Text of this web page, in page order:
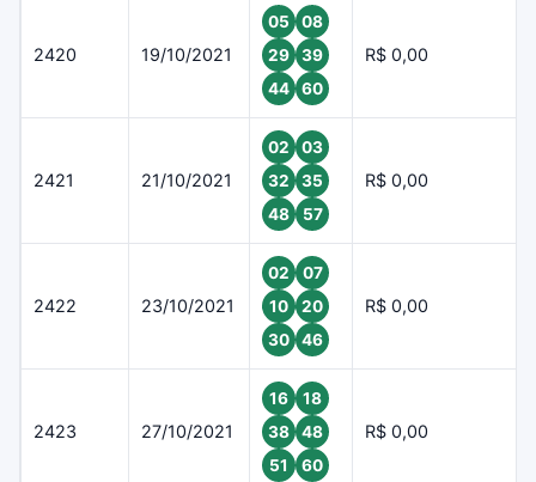
2420 19/10/2021
05
08
29
39
44
60
R$ 0,00
2421 21/10/2021
02
03
32
35
48
57
R$ 0,00
2422 23/10/2021
02
07
10
20
30
46
R$ 0,00
2423 27/10/2021
16
18
38
48
51
60
R$ 0,00